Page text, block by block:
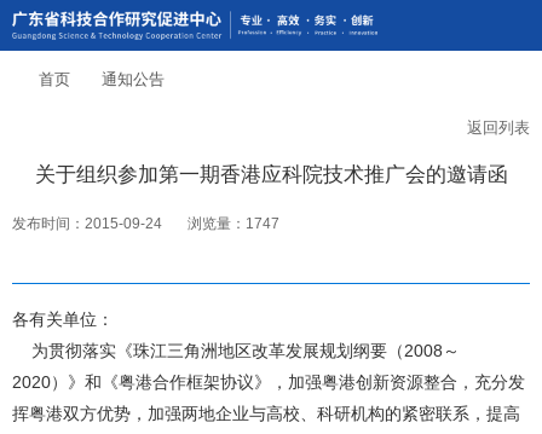
首页 通知公告
返回列表
关于组织参加第一期香港应科院技术推广会的邀请函
发布时间：2015-09-24 浏览量：1747
各有关单位：
为贯彻落实《珠江三角洲地区改革发展规划纲要（2008～
2020）》和《粤港合作框架协议》，加强粤港创新资源整合，充分发
挥粤港双方优势，加强两地企业与高校、科研机构的紧密联系，提高